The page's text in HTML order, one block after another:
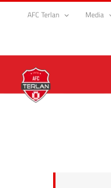
Zum
AFC Terlan Media